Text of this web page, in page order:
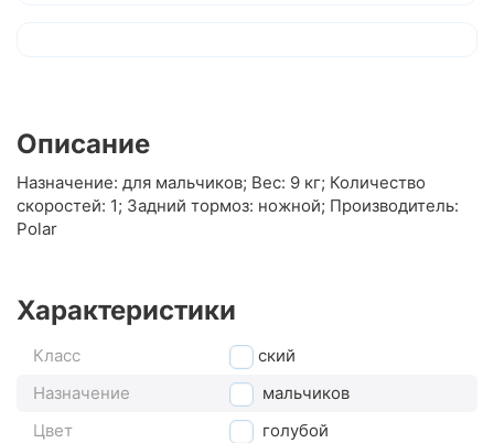
Описание
Назначение: для мальчиков; Вес: 9 кг; Количество
скоростей: 1; Задний тормоз: ножной; Производитель:
Polar
Характеристики
Класс
детский
Назначение
для мальчиков
Цвет
голубой